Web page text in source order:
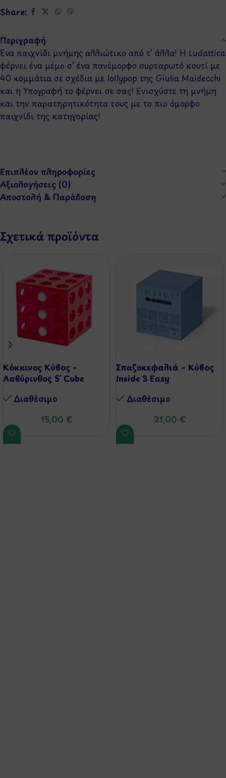
Share:
Περιγραφή
Ένα παιχνίδι μνήμης αλλιώτικο από τ’ άλλα! Η Ludattica
φέρνει ένα μέμο σ’ ένα πανέμορφο συρταρωτό κουτί με
40 κομμάτια σε σχέδια με lollypop της Giulia Maidecchi
και η Υπογραφή το φέρνει σε σας! Ενισχύστε τη μνήμη
και την παρατηρητικότητα τους με το πιο όμορφο
παιχνίδι της κατηγορίας!
Επιπλέον πληροφορίες
Αξιολογήσεις (0)
Αποστολή & Παράδοση
Σχετικά προϊόντα
Κόκκινος Κύβος –
Λαβύρινθος S’ Cube
Διαθέσιμo
15,00 €
Σπαζοκεφαλιά – Κύβος
Inside 3 Easy
Διαθέσιμo
21,00 €